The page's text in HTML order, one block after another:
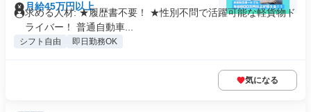
月給45万円以上
求める人材: ★履歴書不要！ ★性別不問で活躍可能な軽貨物ド
ライバー！ 普通自動車...
シフト自由 即日勤務OK
気になる